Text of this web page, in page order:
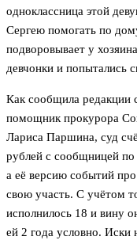
одноклассница этой
Сергею помогать по
подворовывает у
девчонки и попытались
Как сообщила редакции
помощник прокурора
Лариса Паршина, суд
рублей с сообщницей по
а её версию событий
свою участь. С учётом
исполнилось 18 и вину
ей 2 года условно. Иски